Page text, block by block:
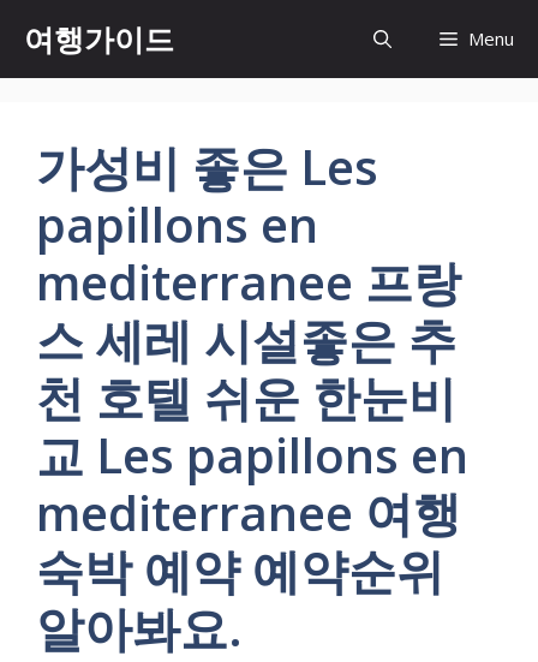
츠
여행가이드 Menu
가성비 좋은 Les
papillons en
mediterranee 프랑
스 세레 시설좋은 추
천 호텔 쉬운 한눈비
교 Les papillons en
mediterranee 여행
숙박 예약 예약순위
알아봐요.